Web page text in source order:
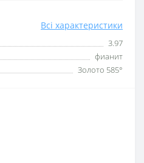
Всі характеристики
3.97
фианит
Золото 585°